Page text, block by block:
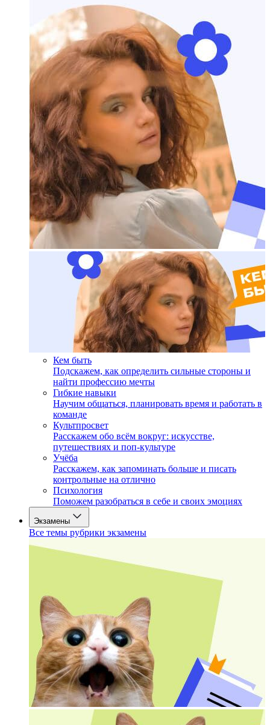
Кем быть
Подскажем, как определить сильные стороны и
найти профессию мечты
Гибкие навыки
Научим общаться, планировать время и работать в
команде
Культпросвет
Расскажем обо всём вокруг: искусстве,
путешествиях и поп-культуре
Учёба
Расскажем, как запоминать больше и писать
контрольные на отлично
Психология
Поможем разобраться в себе и своих эмоциях
Экзамены
Все темы рубрики экзамены